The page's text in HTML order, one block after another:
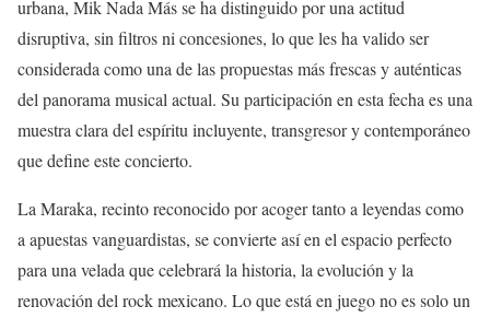
urbana, Mik Nada Más se ha distinguido por una actitud
disruptiva, sin filtros ni concesiones, lo que les ha valido ser
considerada como una de las propuestas más frescas y auténticas
del panorama musical actual. Su participación en esta fecha es una
muestra clara del espíritu incluyente, transgresor y contemporáneo
que define este concierto.
La Maraka, recinto reconocido por acoger tanto a leyendas como
a apuestas vanguardistas, se convierte así en el espacio perfecto
para una velada que celebrará la historia, la evolución y la
renovación del rock mexicano. Lo que está en juego no es solo un